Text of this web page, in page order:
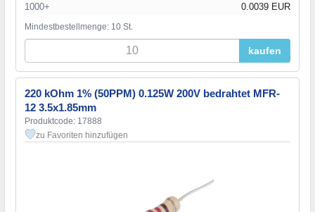
1000+
0.0039 EUR
Mindestbestellmenge: 10 St.
kaufen
220 kOhm 1% (50PPM) 0.125W 200V bedrahtet MFR-
12 3.5x1.85mm
Produktcode: 17888
zu Favoriten hinzufügen